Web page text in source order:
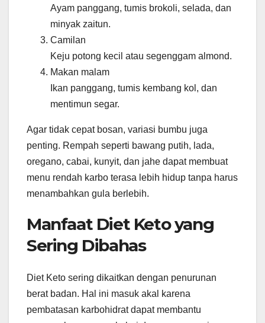
Ayam panggang, tumis brokoli, selada, dan
minyak zaitun.
Camilan
Keju potong kecil atau segenggam almond.
Makan malam
Ikan panggang, tumis kembang kol, dan
mentimun segar.
Agar tidak cepat bosan, variasi bumbu juga
penting. Rempah seperti bawang putih, lada,
oregano, cabai, kunyit, dan jahe dapat membuat
menu rendah karbo terasa lebih hidup tanpa harus
menambahkan gula berlebih.
Manfaat Diet Keto yang
Sering Dibahas
Diet Keto sering dikaitkan dengan penurunan
berat badan. Hal ini masuk akal karena
pembatasan karbohidrat dapat membantu